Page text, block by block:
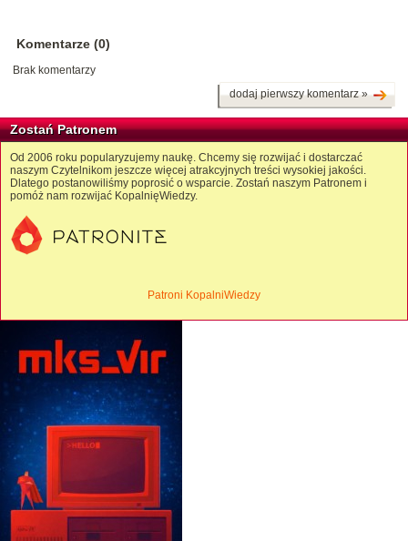
Komentarze (0)
Brak komentarzy
dodaj pierwszy komentarz »
Zostań Patronem
Od 2006 roku popularyzujemy naukę. Chcemy się rozwijać i dostarczać
naszym Czytelnikom jeszcze więcej atrakcyjnych treści wysokiej jakości.
Dlatego postanowiliśmy poprosić o wsparcie. Zostań naszym Patronem i
pomóż nam rozwijać KopalnięWiedzy.
Patroni KopalniWiedzy